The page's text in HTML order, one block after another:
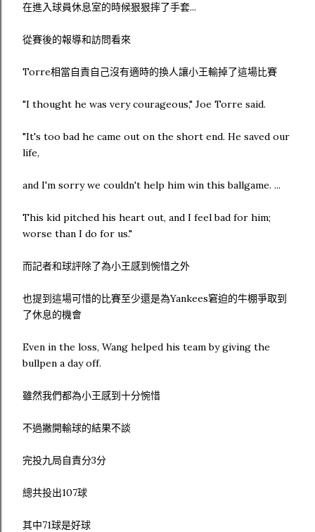
在進入球員休息室的時候狠狠摔了手套...
從賽後的報導和訪問看來
Torre相當自責自己沒有適時的換人讓小王輸掉了這場比賽
"I thought he was very courageous," Joe Torre said.
"It's too bad he came out on the short end. He saved our
life,
and I'm sorry we couldn't help him win this ballgame. ...
This kid pitched his heart out, and I feel bad for him;
worse than I do for us."
而記者和球評除了為小王感到惋惜之外
也提到這場可惜的比賽至少還是為Yankees窘迫的牛棚爭取到
了休息的機會
Even in the loss, Wang helped his team by giving the
bullpen a day off.
雖然我們都為小王感到十分惋惜
不過撇開輸球的結果不談
完投九局自責分3分
總共投出107球
其中71球是好球